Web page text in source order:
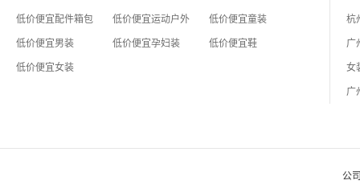
低价便宜配件箱包 低价便宜运动户外 低价便宜童装
低价便宜男装 低价便宜孕妇装 低价便宜鞋
低价便宜女装
公